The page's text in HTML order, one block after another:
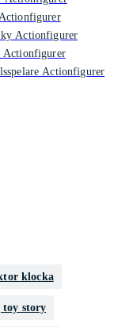
Actionfigurer
Actionfigurer
Actionfigurer
klocka
toy story